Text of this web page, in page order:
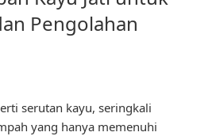
Pengolahan
serutan kayu, seringkali
yang hanya memenuhi